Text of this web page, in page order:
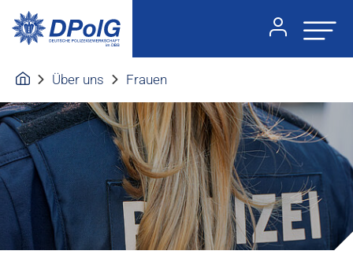
Über uns Frauen